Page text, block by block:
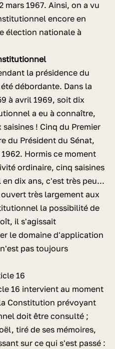
mars 1967. Ainsi, on a vu
encore en
élection nationale à
la présidence du
débordante. Dans la
à avril 1969, soit dix
a eu à connaître,
! Cinq du Premier
du Président du Sénat,
Hormis ce moment
ordinaire, cinq saisines
dix ans, c'est très peu...
très largement aux
la possibilité de
il s'agissait
le domaine d'application
pas toujours
16
16 intervient au moment
Constitution prévoyant
doit être consulté ;
tiré de ses mémoires,
sur ce qui s'est passé :